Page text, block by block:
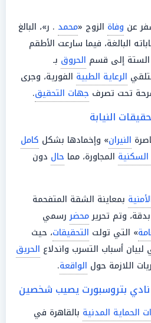
عن وفاة الزوج «محمد . ر»، البالغ
البالغة، فيما سارعت الأطقم
الستة إلى قسم الحروق بـ
الرعاية الطبية الفورية، وجرى
تحت تصرف جهات التحقيق.
النيابة
النيران» وإخمادها بشكل كامل
المجاورة، مما حال دون
بمعاينة الشقة المتفحمة
بدقة، وتم تحريرمحضررسمي
» التي تولت التحقيقات، حيث
أسباب التسرب واندلاع الحريق
اللازمة حول الواقعة.
نادي بتروسبورت يصيب شخصين
الحماية المدنية بالقاهرة في